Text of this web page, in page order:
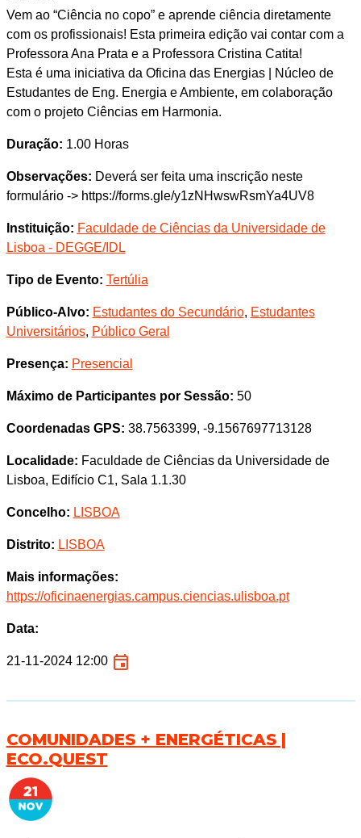
Vem ao “Ciência no copo” e aprende ciência diretamente
com os profissionais! Esta primeira edição vai contar com a
Professora Ana Prata e a Professora Cristina Catita!
Esta é uma iniciativa da Oficina das Energias | Núcleo de
Estudantes de Eng. Energia e Ambiente, em colaboração
com o projeto Ciências em Harmonia.
Duração: 1.00 Horas
Observações: Deverá ser feita uma inscrição neste
formulário -> https://forms.gle/y1zNHwswRsmYa4UV8
Instituição: Faculdade de Ciências da Universidade de
Lisboa - DEGGE/IDL
Tipo de Evento: Tertúlia
Público-Alvo: Estudantes do Secundário, Estudantes
Universitários, Público Geral
Presença: Presencial
Máximo de Participantes por Sessão: 50
Coordenadas GPS: 38.7563399, -9.1567697713128
Localidade: Faculdade de Ciências da Universidade de
Lisboa, Edifício C1, Sala 1.1.30
Concelho: LISBOA
Distrito: LISBOA
Mais informações:
https://oficinaenergias.campus.ciencias.ulisboa.pt
Data:
21-11-2024 12:00
COMUNIDADES + ENERGÉTICAS |
ECO.QUEST